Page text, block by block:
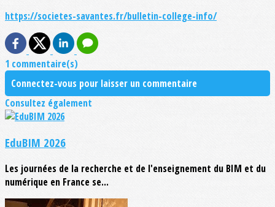
https://societes-savantes.fr/bulletin-college-info/
1 commentaire(s)
Connectez-vous pour laisser un commentaire
Consultez également
EduBIM 2026
Les journées de la recherche et de l'enseignement du BIM et du
numérique en France se...